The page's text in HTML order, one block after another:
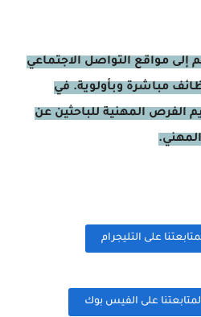
إلى مواقع التواصل الاجتماعي
مباشرة وبأولوية. في
الفرص المهنية للباحثين عن
على التليجرام
على الفيس بوك